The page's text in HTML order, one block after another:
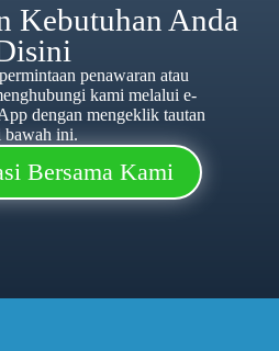
Kebutuhan Anda
penawaran atau
kami melalui e-
dengan mengeklik tautan
bawah ini.
Bersama Kami